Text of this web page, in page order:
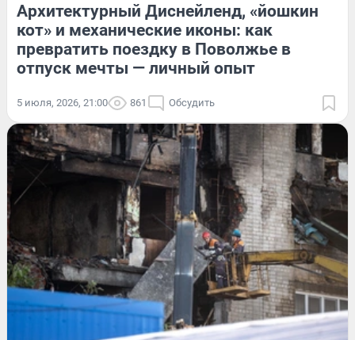
Архитектурный Диснейленд, «йошкин
кот» и механические иконы: как
превратить поездку в Поволжье в
отпуск мечты — личный опыт
5 июля, 2026, 21:00 861 Обсудить